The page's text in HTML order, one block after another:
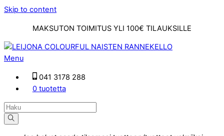
Skip to content
MAKSUTON TOIMITUS YLI 100€ TILAUKSILLE
Menu
041 3178 288
0 tuotetta